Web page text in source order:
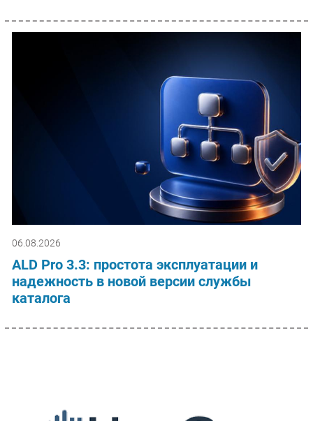
06.08.2026
ALD Pro 3.3: простота эксплуатации и
надежность в новой версии службы
каталога